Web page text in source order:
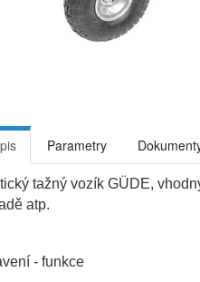
Parametry
tažný vozík GÜDE,
atp.
- funkce